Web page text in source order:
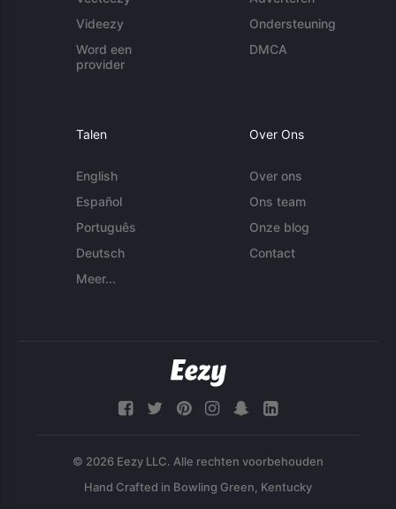
Videezy
Word een
provider
Ondersteuning
DMCA
Talen
English
Español
Português
Deutsch
Meer...
Over Ons
Over ons
Ons team
Onze blog
Contact
© 2026 Eezy LLC. Alle rechten voorbehouden